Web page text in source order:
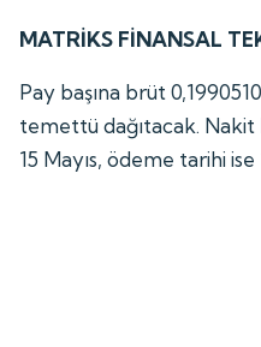
MATRİKS FİNANSAL
Pay başına brüt
temettü dağıtacak. Nakit
15 Mayıs, ödeme tarihi